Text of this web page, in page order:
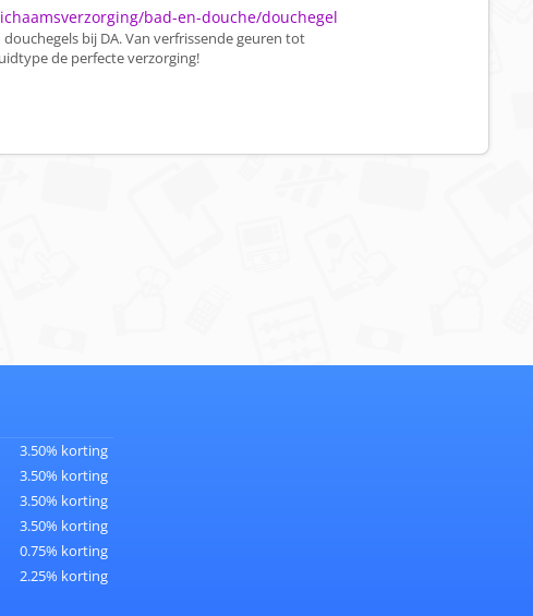
bad-en-douche/douchegel
bij DA. Van verfrissende geuren tot
de perfecte verzorging!
3.50% korting
3.50% korting
3.50% korting
3.50% korting
0.75% korting
2.25% korting